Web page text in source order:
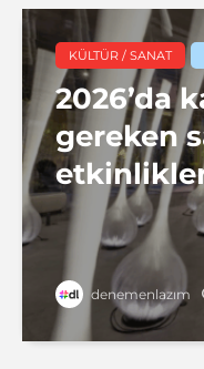
KÜLTÜR / SANAT
2026’da
gereken
denemenlazım